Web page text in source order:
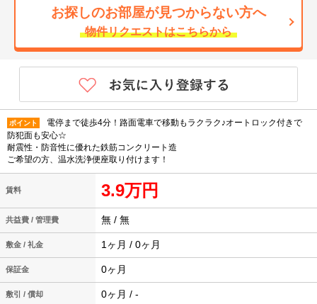
お探しのお部屋が見つからない方へ
物件リクエストはこちらから
ポイント
電停まで徒歩4分！路面電車で移動もラクラク♪オートロック付きで
防犯面も安心☆
耐震性・防音性に優れた鉄筋コンクリート造
ご希望の方、温水洗浄便座取り付けます！
賃料 3.9万円
共益費 / 管理費 無 / 無
敷金 / 礼金 1ヶ月 / 0ヶ月
保証金 0ヶ月
敷引 / 償却 0ヶ月 / -